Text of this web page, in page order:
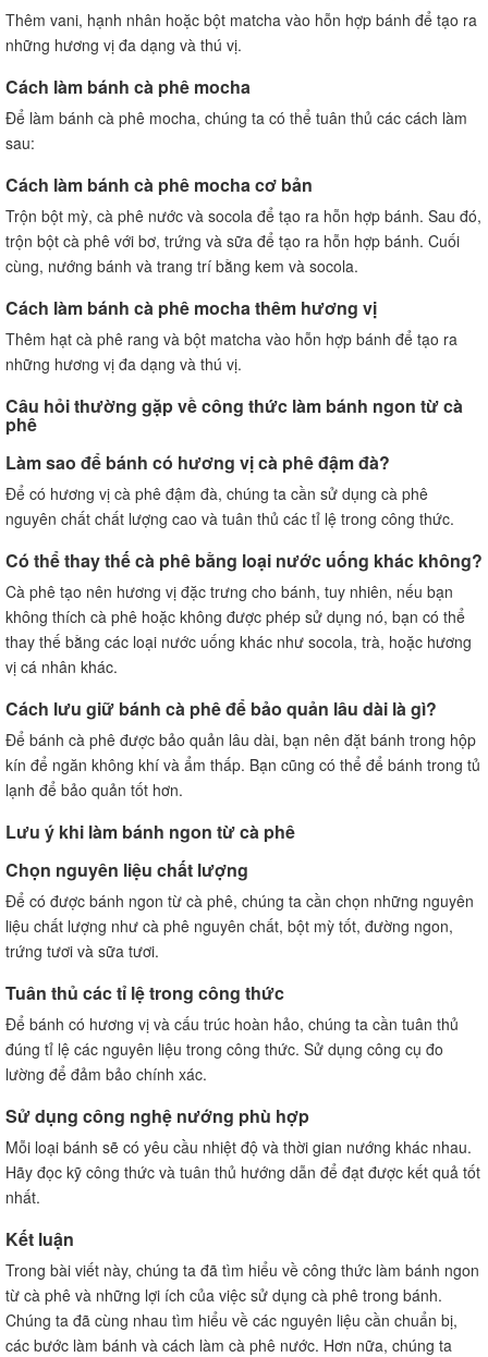
Thêm vani, hạnh nhân hoặc bột matcha vào hỗn hợp bánh để tạo ra
những hương vị đa dạng và thú vị.
Cách làm bánh cà phê mocha
Để làm bánh cà phê mocha, chúng ta có thể tuân thủ các cách làm
sau:
Cách làm bánh cà phê mocha cơ bản
Trộn bột mỳ, cà phê nước và socola để tạo ra hỗn hợp bánh. Sau đó,
trộn bột cà phê với bơ, trứng và sữa để tạo ra hỗn hợp bánh. Cuối
cùng, nướng bánh và trang trí bằng kem và socola.
Cách làm bánh cà phê mocha thêm hương vị
Thêm hạt cà phê rang và bột matcha vào hỗn hợp bánh để tạo ra
những hương vị đa dạng và thú vị.
Câu hỏi thường gặp về công thức làm bánh ngon từ cà
phê
Làm sao để bánh có hương vị cà phê đậm đà?
Để có hương vị cà phê đậm đà, chúng ta cần sử dụng cà phê
nguyên chất chất lượng cao và tuân thủ các tỉ lệ trong công thức.
Có thể thay thế cà phê bằng loại nước uống khác không?
Cà phê tạo nên hương vị đặc trưng cho bánh, tuy nhiên, nếu bạn
không thích cà phê hoặc không được phép sử dụng nó, bạn có thể
thay thế bằng các loại nước uống khác như socola, trà, hoặc hương
vị cá nhân khác.
Cách lưu giữ bánh cà phê để bảo quản lâu dài là gì?
Để bánh cà phê được bảo quản lâu dài, bạn nên đặt bánh trong hộp
kín để ngăn không khí và ẩm thấp. Bạn cũng có thể để bánh trong tủ
lạnh để bảo quản tốt hơn.
Lưu ý khi làm bánh ngon từ cà phê
Chọn nguyên liệu chất lượng
Để có được bánh ngon từ cà phê, chúng ta cần chọn những nguyên
liệu chất lượng như cà phê nguyên chất, bột mỳ tốt, đường ngon,
trứng tươi và sữa tươi.
Tuân thủ các tỉ lệ trong công thức
Để bánh có hương vị và cấu trúc hoàn hảo, chúng ta cần tuân thủ
đúng tỉ lệ các nguyên liệu trong công thức. Sử dụng công cụ đo
lường để đảm bảo chính xác.
Sử dụng công nghệ nướng phù hợp
Mỗi loại bánh sẽ có yêu cầu nhiệt độ và thời gian nướng khác nhau.
Hãy đọc kỹ công thức và tuân thủ hướng dẫn để đạt được kết quả tốt
nhất.
Kết luận
Trong bài viết này, chúng ta đã tìm hiểu về công thức làm bánh ngon
từ cà phê và những lợi ích của việc sử dụng cà phê trong bánh.
Chúng ta đã cùng nhau tìm hiểu về các nguyên liệu cần chuẩn bị,
các bước làm bánh và cách làm cà phê nước. Hơn nữa, chúng ta